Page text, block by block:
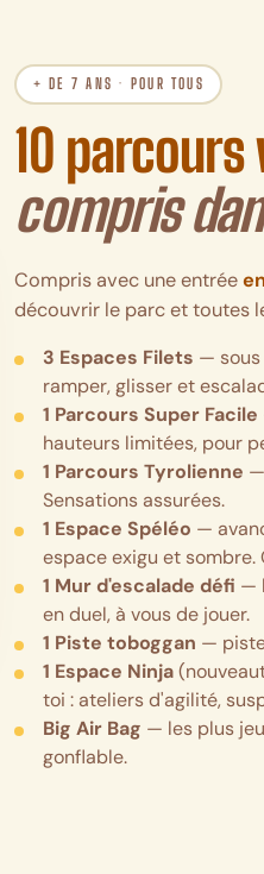
+ DE 7 ANS · POUR TOUS
10
compris
Compris avec une entrée
découvrir le parc et toutes
3 Espaces Filets — sous
ramper, glisser et
1 Parcours Super Facile
hauteurs limitées, pour
1 Parcours Tyrolienne
Sensations assurées.
1 Espace Spéléo —
espace exigu et
1 Mur d'escalade défi —
en duel, à vous de jouer.
1 Piste toboggan —
1 Espace Ninja
toi : ateliers d'agilité,
Big Air Bag — les plus
gonflable.